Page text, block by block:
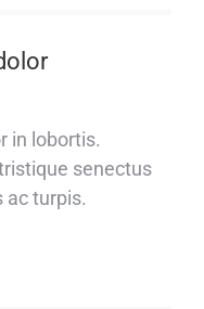
in lobortis.
senectus
ac turpis.